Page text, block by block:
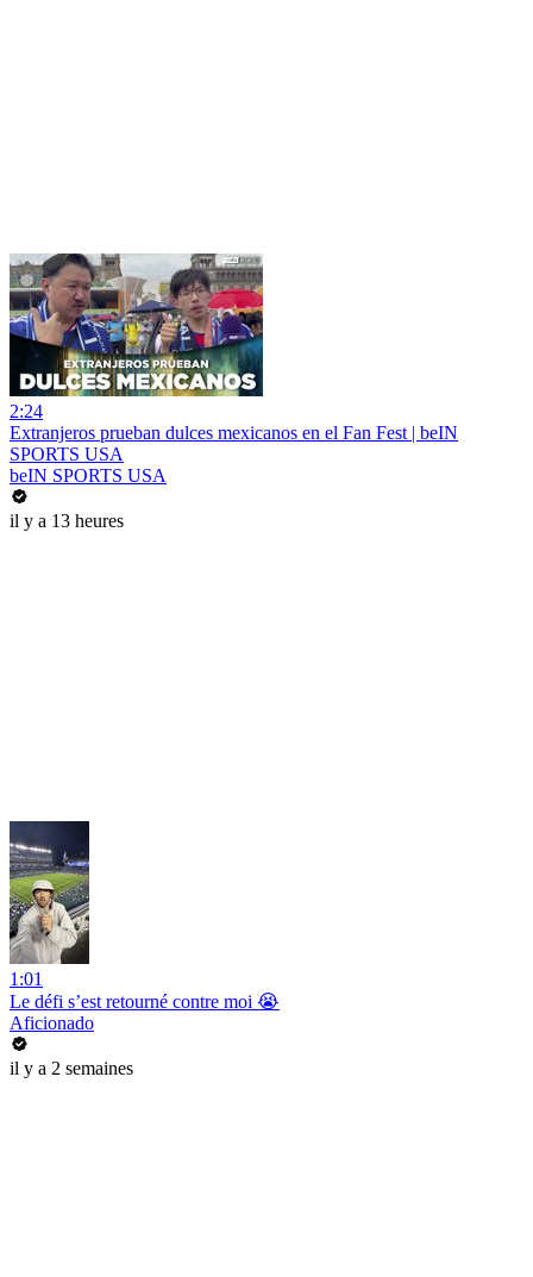
2:24
Extranjeros prueban dulces mexicanos en el Fan Fest | beIN
SPORTS USA
beIN SPORTS USA
il y a 13 heures
1:01
Le défi s’est retourné contre moi 😭
Aficionado
il y a 2 semaines